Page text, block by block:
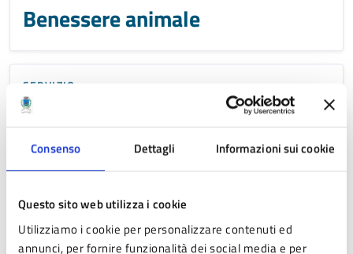
Consenso Dettagli Informazioni sui cookie
Questo sito web utilizza i cookie
Utilizziamo i cookie per personalizzare contenuti ed
annunci, per fornire funzionalità dei social media e per
Benessere animale
SERVIZIO
Domanda di
autorizzazione/rinnovo allo
scarico di acque reflue
SERVIZIO